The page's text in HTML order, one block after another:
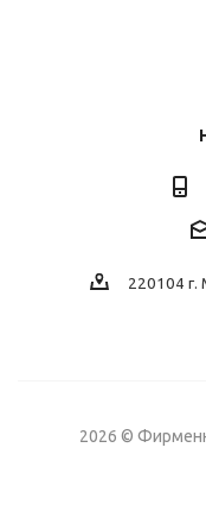
220104 г.
2026 ©